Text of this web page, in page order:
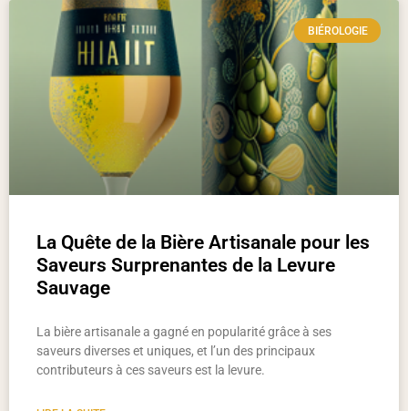
BIÉROLOGIE
La Quête de la Bière Artisanale pour les
Saveurs Surprenantes de la Levure
Sauvage
La bière artisanale a gagné en popularité grâce à ses
saveurs diverses et uniques, et l’un des principaux
contributeurs à ces saveurs est la levure.